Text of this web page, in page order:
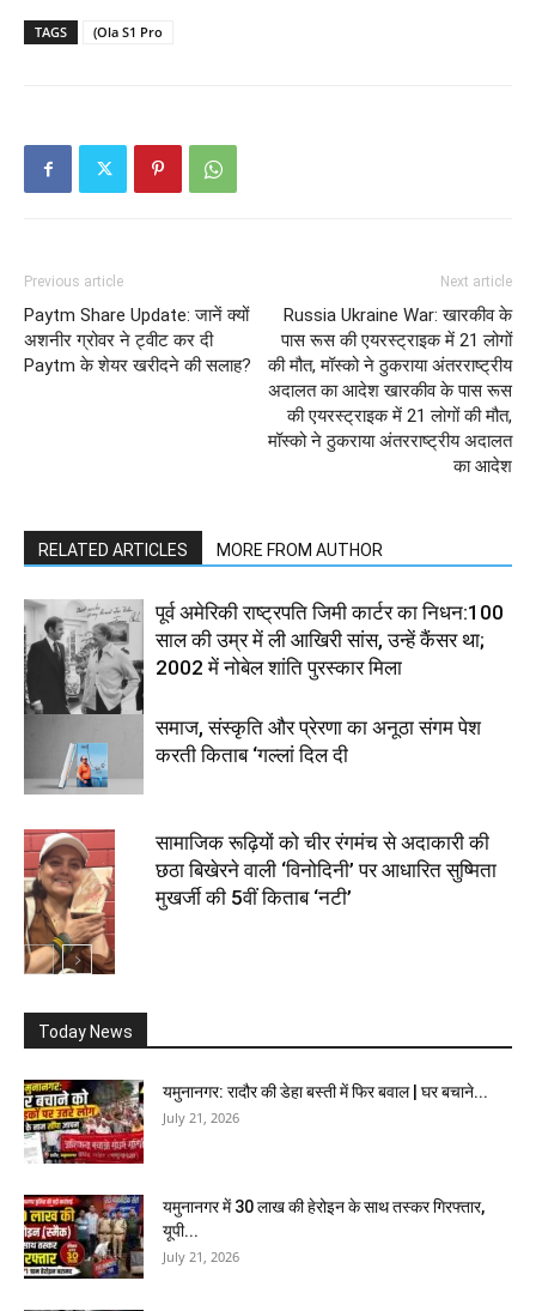
TAGS (Ola S1 Pro
Previous article
Paytm Share Update: जानें क्यों
अशनीर ग्रोवर ने ट्वीट कर दी
Paytm के शेयर खरीदने की सलाह?
Next article
Russia Ukraine War: खारकीव के
पास रूस की एयरस्ट्राइक में 21 लोगों
की मौत, मॉस्को ने ठुकराया अंतरराष्ट्रीय
अदालत का आदेश खारकीव के पास रूस
की एयरस्ट्राइक में 21 लोगों की मौत,
मॉस्को ने ठुकराया अंतरराष्ट्रीय अदालत
का आदेश
RELATED ARTICLES MORE FROM AUTHOR
पूर्व अमेरिकी राष्ट्रपति जिमी कार्टर का निधन:100
साल की उम्र में ली आखिरी सांस, उन्हें कैंसर था;
2002 में नोबेल शांति पुरस्कार मिला
समाज, संस्कृति और प्रेरणा का अनूठा संगम पेश
करती किताब ‘गल्लां दिल दी
सामाजिक रूढ़ियों को चीर रंगमंच से अदाकारी की
छठा बिखेरने वाली ‘विनोदिनी’ पर आधारित सुष्मिता
मुखर्जी की 5वीं किताब ‘नटी’
Today News
यमुनानगर: रादौर की डेहा बस्ती में फिर बवाल | घर बचाने...
July 21, 2026
यमुनानगर में 30 लाख की हेरोइन के साथ तस्कर गिरफ्तार,
यूपी...
July 21, 2026